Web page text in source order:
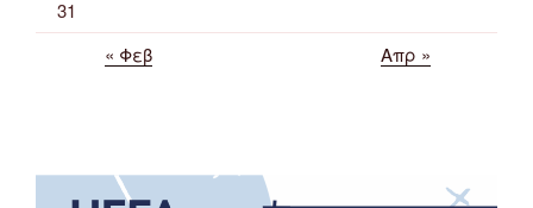
31
« Φεβ
Απρ »